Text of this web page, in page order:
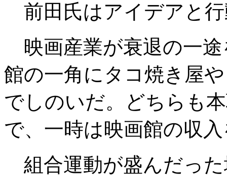
前田氏はアイデアと
映画産業が衰退の一
館の一角にタコ焼き屋
でしのいだ。どちらも
で、一時は映画館の収
組合運動が盛んだっ